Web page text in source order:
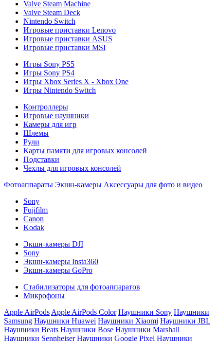
Valve Steam Machine
Valve Steam Deck
Nintendo Switch
Игровые приставки Lenovo
Игровые приставки ASUS
Игровые приставки MSI
Игры Sony PS5
Игры Sony PS4
Игры Xbox Series X - Xbox One
Игры Nintendo Switch
Контроллеры
Игровые наушники
Камеры для игр
Шлемы
Рули
Карты памяти для игровых консолей
Подставки
Чехлы для игровых консолей
Фотоаппараты Экшн-камеры Аксессуары для фото и видео
Sony
Fujifilm
Canon
Kodak
Экшн-камеры DJI
Sony
Экшн-камеры Insta360
Экшн-камеры GoPro
Стабилизаторы для фотоаппаратов
Микрофоны
Apple AirPods Apple AirPods Color Наушники Sony Наушники
Samsung Наушники Huawei Наушники Xiaomi Наушники JBL
Наушники Beats Наушники Bose Наушники Marshall
Наушники Sennheiser Наушники Google Pixel Наушники